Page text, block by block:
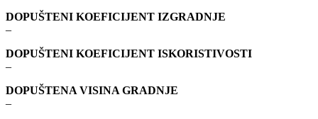
DOPUŠTENI KOEFICIJENT IZGRADNJE
–
DOPUŠTENI KOEFICIJENT ISKORISTIVOSTI
–
DOPUŠTENA VISINA GRADNJE
–